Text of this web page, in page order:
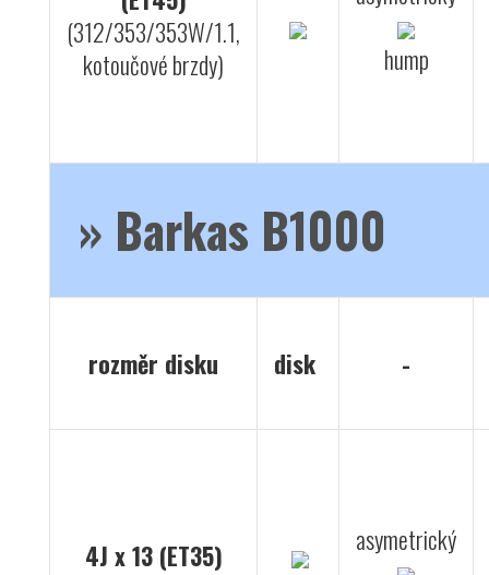
(312/353/353W/1.1,
kotoučové brzdy)
hump
» Barkas B1000
rozměr disku disk -
4J x 13 (ET35) asymetrický